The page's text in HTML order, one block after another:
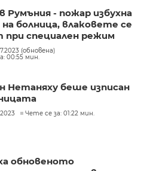
Румъния - пожар избухна
на болница, влаковете се
специален режим
(обновена)
00:55 мин.
Нетаняху беше изписан
Чете се за: 01:22 мин.
обновеното